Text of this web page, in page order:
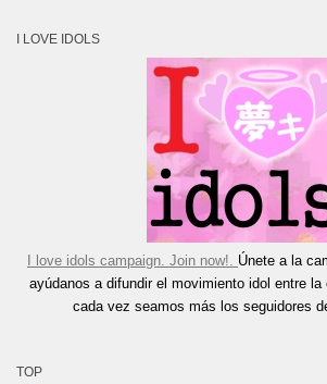
I LOVE IDOLS
I love idols campaign. Join now!. Únete a la
ayúdanos a difundir el movimiento idol entre la
cada vez seamos más los seguidores
TOP